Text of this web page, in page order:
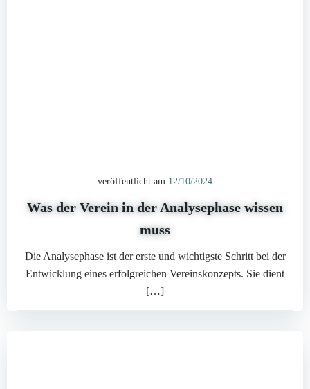
veröffentlicht am 12/10/2024
Was der Verein in der Analysephase wissen
muss
Die Analysephase ist der erste und wichtigste Schritt bei der
Entwicklung eines erfolgreichen Vereinskonzepts. Sie dient
[…]